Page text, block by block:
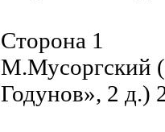
Сторона 1
М.Мусоргский
Годунов», 2 д.)